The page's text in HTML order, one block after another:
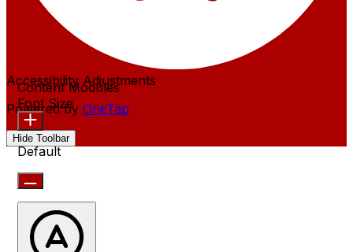
Accessibility Adjustments
Powered by OneTap
Hide Toolbar
Content Modules
Font Size
Default